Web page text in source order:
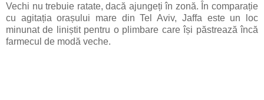
Vechi nu trebuie ratate, dacă ajungeți în zonă. În comparație
cu agitația orașului mare din Tel Aviv, Jaffa este un loc
minunat de liniștit pentru o plimbare care își păstrează încă
farmecul de modă veche.